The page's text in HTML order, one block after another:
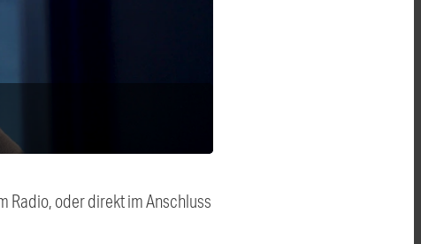
Radio, oder direkt im Anschluss